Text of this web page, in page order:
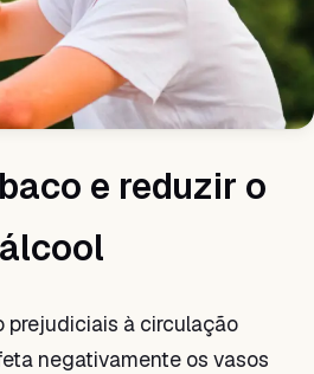
e reduzir o
prejudiciais à circulação
negativamente os vasos